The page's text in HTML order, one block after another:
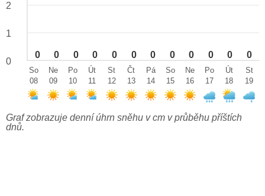
0 0 0 0 0 0 0 0 0 0 0 0
2
1
0
So
08
Ne
09
Po
10
Út
11
St
12
Čt
13
Pá
14
So
15
Ne
16
Po
17
Út
18
St
19
Graf zobrazuje denní úhrn sněhu v cm v průběhu příštích
dnů.